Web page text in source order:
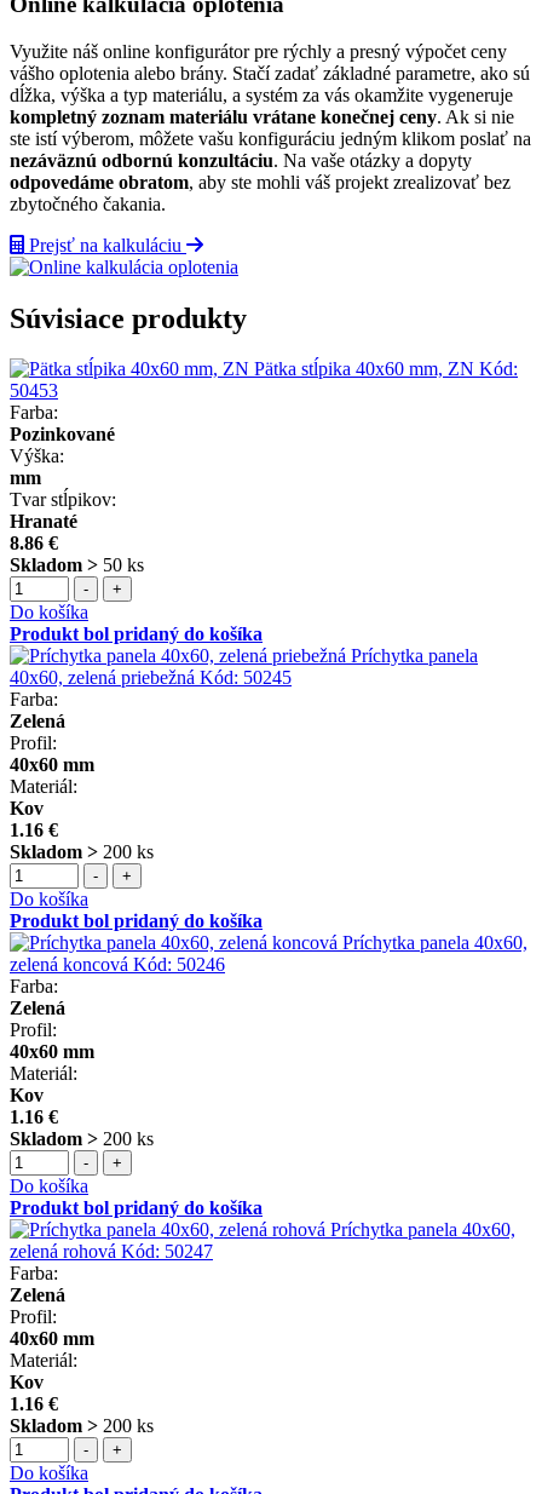
Využite náš online konfigurátor pre rýchly a presný výpočet ceny
vášho oplotenia alebo brány. Stačí zadať základné parametre, ako sú
dĺžka, výška a typ materiálu, a systém za vás okamžite vygeneruje
kompletný zoznam materiálu vrátane konečnej ceny. Ak si nie
ste istí výberom, môžete vašu konfiguráciu jedným klikom poslať na
nezáväznú odbornú konzultáciu. Na vaše otázky a dopyty
odpovedáme obratom, aby ste mohli váš projekt zrealizovať bez
zbytočného čakania.
Prejsť na kalkuláciu
Súvisiace produkty
Pätka stĺpika 40x60 mm, ZN Kód:
50453
Farba:
Pozinkované
Výška:
mm
Tvar stĺpikov:
Hranaté
8.86 €
Skladom > 50 ks
- +
Do košíka
Produkt bol pridaný do košíka
Príchytka panela
40x60, zelená priebežná Kód: 50245
Farba:
Zelená
Profil:
40x60 mm
Materiál:
Kov
1.16 €
Skladom > 200 ks
- +
Do košíka
Produkt bol pridaný do košíka
Príchytka panela 40x60,
zelená koncová Kód: 50246
Farba:
Zelená
Profil:
40x60 mm
Materiál:
Kov
1.16 €
Skladom > 200 ks
- +
Do košíka
Produkt bol pridaný do košíka
Príchytka panela 40x60,
zelená rohová Kód: 50247
Farba:
Zelená
Profil:
40x60 mm
Materiál:
Kov
1.16 €
Skladom > 200 ks
- +
Do košíka